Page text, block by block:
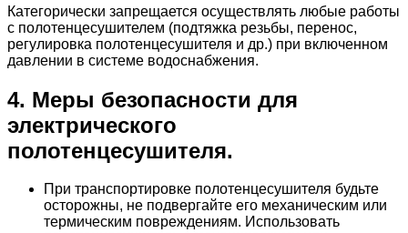
Категорически запрещается осуществлять любые работы
с полотенцесушителем (подтяжка резьбы, перенос,
регулировка полотенцесушителя и др.) при включенном
давлении в системе водоснабжения.
4. Меры безопасности для
электрического
полотенцесушителя.
При транспортировке полотенцесушителя будьте
осторожны, не подвергайте его механическим или
термическим повреждениям. Использовать